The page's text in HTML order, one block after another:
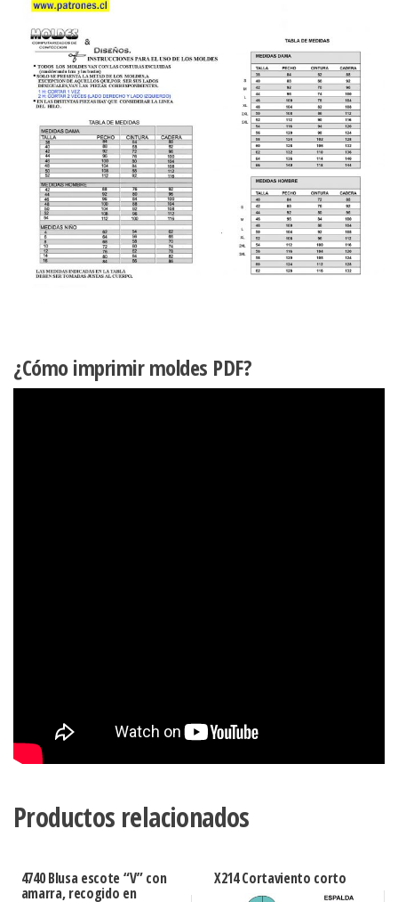
¿Cómo imprimir moldes PDF?
Productos relacionados
4740 Blusa escote “V” con
amarra, recogido en
X214 Cortaviento corto